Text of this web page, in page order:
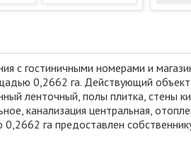
с гостиничными номерами и
0,2662 га. Действующий
ленточный, полы плитка,
канализация центральная,
га предоставлен